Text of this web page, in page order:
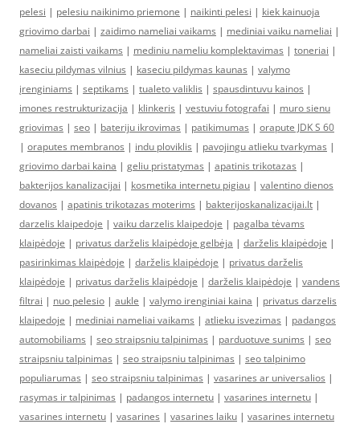
pelesi | pelesiu naikinimo priemone | naikinti pelesi | kiek kainuoja
griovimo darbai | zaidimo nameliai vaikams | mediniai vaiku nameliai |
nameliai zaisti vaikams | mediniu nameliu komplektavimas | toneriai |
kaseciu pildymas vilnius | kaseciu pildymas kaunas | valymo
įrenginiams | septikams | tualeto valiklis | spausdintuvu kainos |
imones restrukturizacija | klinkeris | vestuviu fotografai | muro sienu
griovimas | seo | bateriju ikrovimas | patikimumas | orapute JDK S 60
| oraputes membranos | indu ploviklis | pavojingu atlieku tvarkymas |
griovimo darbai kaina | geliu pristatymas | apatinis trikotazas |
bakterijos kanalizacijai | kosmetika internetu pigiau | valentino dienos
dovanos | apatinis trikotazas moterims | bakterijoskanalizacijai.lt |
darzelis klaipedoje | vaiku darzelis klaipedoje | pagalba tėvams
klaipėdoje | privatus darželis klaipėdoje gelbėja | darželis klaipėdoje |
pasirinkimas klaipėdoje | darželis klaipėdoje | privatus darželis
klaipėdoje | privatus darželis klaipėdoje | darželis klaipėdoje | vandens
filtrai | nuo pelesio | aukle | valymo irenginiai kaina | privatus darzelis
klaipedoje | mediniai nameliai vaikams | atlieku isvezimas | padangos
automobiliams | seo straipsniu talpinimas | parduotuve sunims | seo
straipsniu talpinimas | seo straipsniu talpinimas | seo talpinimo
populiarumas | seo straipsniu talpinimas | vasarines ar universalios |
rasymas ir talpinimas | padangos internetu | vasarines internetu |
vasarines internetu | vasarines | vasarines laiku | vasarines internetu